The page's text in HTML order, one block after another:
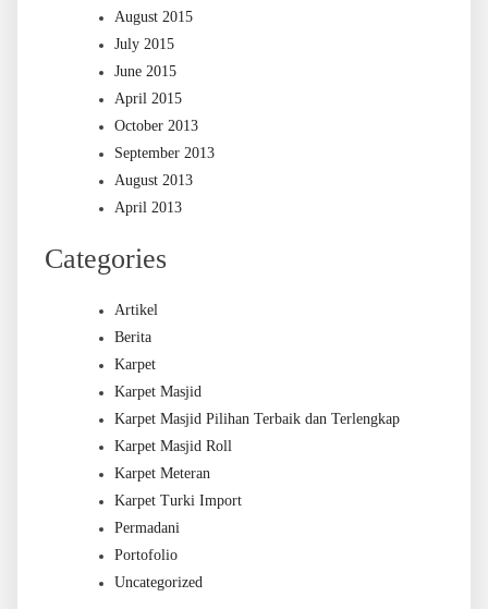
August 2015
July 2015
June 2015
April 2015
October 2013
September 2013
August 2013
April 2013
Categories
Artikel
Berita
Karpet
Karpet Masjid
Karpet Masjid Pilihan Terbaik dan Terlengkap
Karpet Masjid Roll
Karpet Meteran
Karpet Turki Import
Permadani
Portofolio
Uncategorized